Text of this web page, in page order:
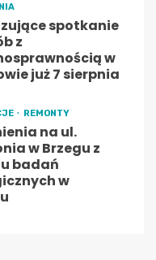
spotkanie
z
w
już 7 sierpnia
REMONTY
na ul.
w Brzegu z
badań
w